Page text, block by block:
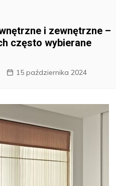
i zewnętrzne –
często wybierane
15 października 2024